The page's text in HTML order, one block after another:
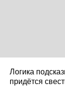
Логика
придётся